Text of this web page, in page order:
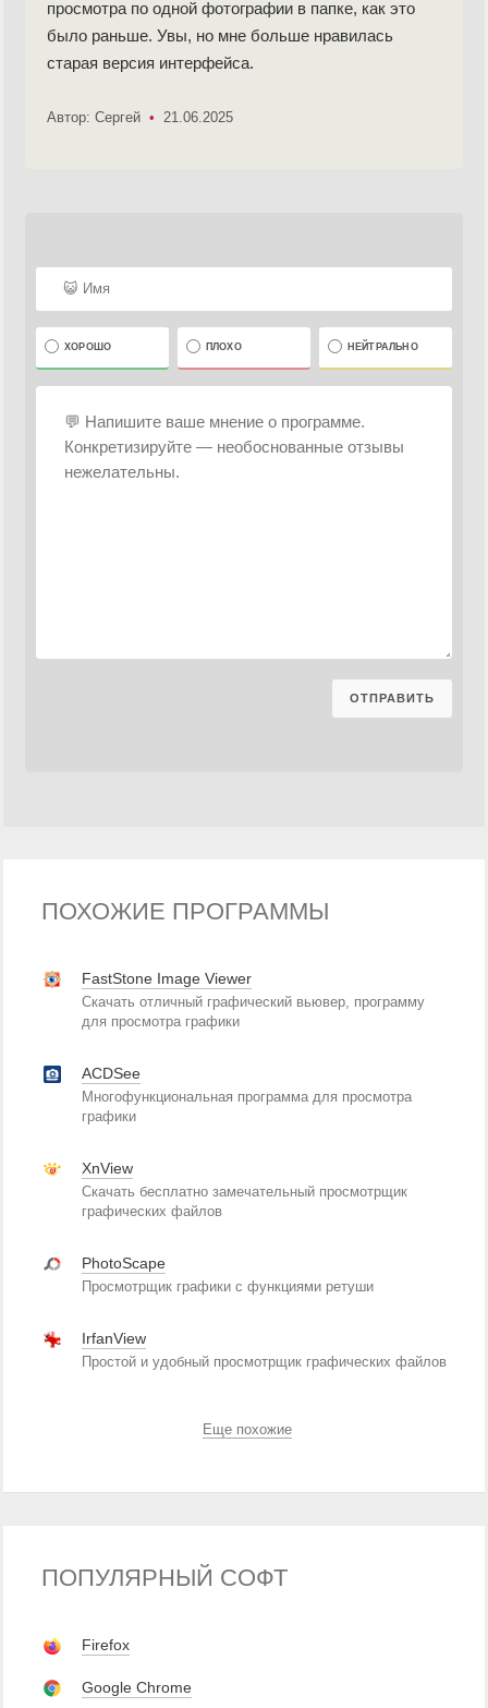
просмотра по одной фотографии в папке, как это
было раньше. Увы, но мне больше нравилась
старая версия интерфейса.
Автор: Сергей • 21.06.2025
ХОРОШО ПЛОХО НЕЙТРАЛЬНО
ПОХОЖИЕ ПРОГРАММЫ
FastStone Image Viewer
Скачать отличный графический вьювер, программу
для просмотра графики
ACDSee
Многофункциональная программа для просмотра
графики
XnView
Скачать бесплатно замечательный просмотрщик
графических файлов
PhotoScape
Просмотрщик графики с функциями ретуши
IrfanView
Простой и удобный просмотрщик графических файлов
Еще похожие
ПОПУЛЯРНЫЙ СОФТ
Firefox
Google Chrome